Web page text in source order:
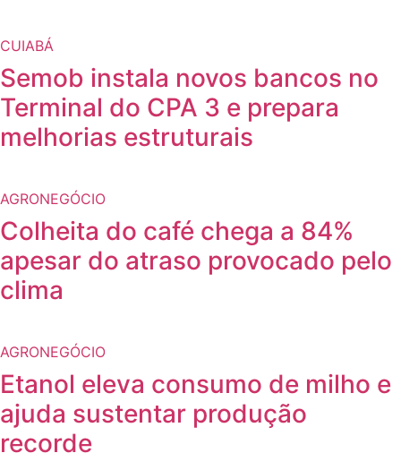
CUIABÁ
Semob instala novos bancos no
Terminal do CPA 3 e prepara
melhorias estruturais
AGRONEGÓCIO
Colheita do café chega a 84%
apesar do atraso provocado pelo
clima
AGRONEGÓCIO
Etanol eleva consumo de milho e
ajuda sustentar produção
recorde